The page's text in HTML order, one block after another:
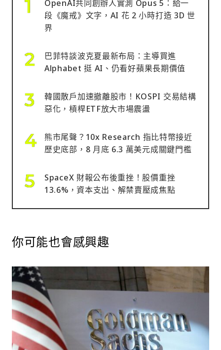
OpenAI共同創辦人實測 Opus 5：給一
段《魔戒》文字，AI 花 2 小時打造 3D 世
界
巴菲特談波克夏最新布局：主導買進
Alphabet 挺 AI、仍看好蘋果長期價值
韓國散戶加速撤離股市！KOSPI 交易結構
惡化，槓桿ETF放大市場震盪
熊市尾聲？10x Research 指比特幣接近
歷史底部，8 月底 6.3 萬美元成關鍵門檻
SpaceX 財報公布後重挫！股價重挫
13.6%，資本支出、解禁賣壓成焦點
你可能也會感興趣